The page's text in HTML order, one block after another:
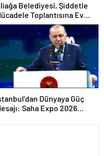
Belediyesi, Şiddetle
Toplantısına Ev
Yaptı
Dünyaya Güç
Saha Expo 2026